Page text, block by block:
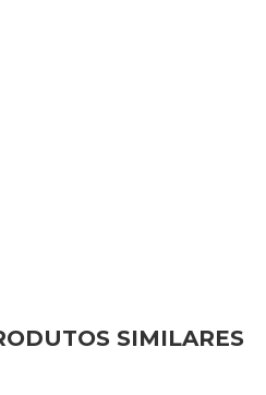
SIMILARES